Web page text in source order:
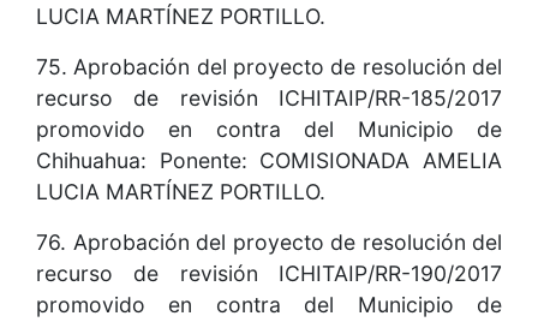
LUCIA MARTÍNEZ PORTILLO.
75. Aprobación del proyecto de resolución del
recurso de revisión ICHITAIP/RR-185/2017
promovido en contra del Municipio de
Chihuahua: Ponente: COMISIONADA AMELIA
LUCIA MARTÍNEZ PORTILLO.
76. Aprobación del proyecto de resolución del
recurso de revisión ICHITAIP/RR-190/2017
promovido en contra del Municipio de